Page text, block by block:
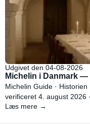
Udgivet den 04-08-2026
Michelin i Danmark
Michelin Guide ·
verificeret 4. august 2026
Læs mere →